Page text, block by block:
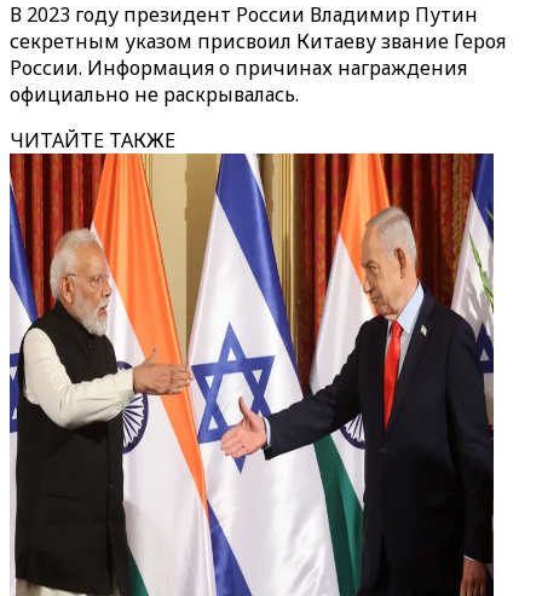
В 2023 году президент России Владимир Путин
секретным указом присвоил Китаеву звание Героя
России. Информация о причинах награждения
официально не раскрывалась.
ЧИТАЙТЕ ТАКЖЕ